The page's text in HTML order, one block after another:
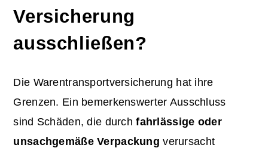
Versicherung
ausschließen?
Die Warentransportversicherung hat ihre
Grenzen. Ein bemerkenswerter Ausschluss
sind Schäden, die durch fahrlässige oder
unsachgemäße Verpackung verursacht